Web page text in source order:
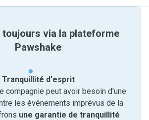
toujours via la plateforme
Pawshake
Tranquillité d'esprit
compagnie peut avoir besoin d'une
les événements imprévus de la
une garantie de tranquillité